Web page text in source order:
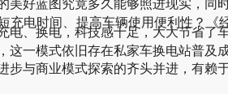
好蓝图究竟多久能够照进现实，同
时间、提高车辆使用便利性？《
、换电，科技感十足，大大节省
模式依旧存在私家车换电站普及
商业模式探索的齐头并进，有赖